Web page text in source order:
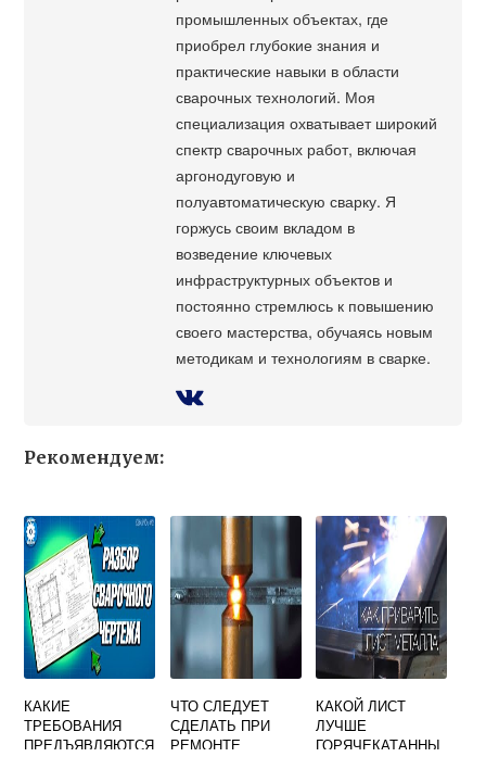
промышленных объектах, где
приобрел глубокие знания и
практические навыки в области
сварочных технологий. Моя
специализация охватывает широкий
спектр сварочных работ, включая
аргонодуговую и
полуавтоматическую сварку. Я
горжусь своим вкладом в
возведение ключевых
инфраструктурных объектов и
постоянно стремлюсь к повышению
своего мастерства, обучаясь новым
методикам и технологиям в сварке.
Рекомендуем:
КАКИЕ
ТРЕБОВАНИЯ
ПРЕДЪЯВЛЯЮТСЯ
ЧТО СЛЕДУЕТ
СДЕЛАТЬ ПРИ
РЕМОНТЕ
КАКОЙ ЛИСТ
ЛУЧШЕ
ГОРЯЧЕКАТАННЫ